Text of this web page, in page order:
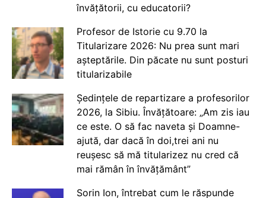
învățătorii, cu educatorii?
Profesor de Istorie cu 9.70 la
Titularizare 2026: Nu prea sunt mari
așteptările. Din păcate nu sunt posturi
titularizabile
Ședințele de repartizare a profesorilor
2026, la Sibiu. Învățătoare: „Am zis iau
ce este. O să fac naveta și Doamne-
ajută, dar dacă în doi,trei ani nu
reușesc să mă titularizez nu cred că
mai rămân în învățământ”
Sorin Ion, întrebat cum le răspunde